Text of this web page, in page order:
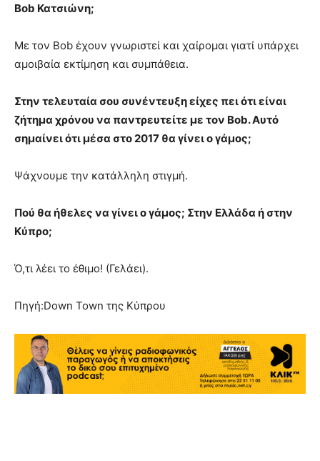
Bob Κατσιώνη;
Με τον Bob έχουν γνωριστεί και χαίρομαι γιατί υπάρχει
αμοιβαία εκτίμηση και συμπάθεια.
Στην τελευταία σου συνέντευξη είχες πει ότι είναι
ζήτημα χρόνου να παντρευτείτε με τον Bob. Αυτό
σημαίνει ότι μέσα στο 2017 θα γίνει ο γάμος;
Ψάχνουμε την κατάλληλη στιγμή.
Πού θα ήθελες να γίνει ο γάμος; Στην Ελλάδα ή στην
Κύπρο;
Ό,τι λέει το έθιμο! (Γελάει).
Πηγή:Down Town της Κύπρου